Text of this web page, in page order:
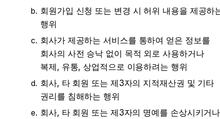
회원가입 신청 또는 변경 시 허위 내용을 제공하
행위
회사가 제공하는 서비스를 통하여 얻은 정보를
회사의 사전 승낙 없이 목적 외로 사용하거나
복제, 유통, 상업적으로 이용하려는 행위
회사, 타 회원 또는 제3자의 지적재산권 및 기타
권리를 침해하는 행위
회사, 타 회원 또는 제3자의 명예를 손상시키거나